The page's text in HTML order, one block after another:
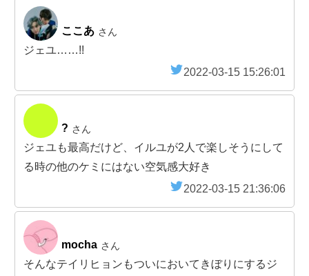
ここあ さん
ジェユ……!!
2022-03-15 15:26:01
? さん
ジェユも最高だけど、イルユが2人で楽しそうにして
る時の他のケミにはない空気感大好き
2022-03-15 21:36:06
mocha さん
そんなテイリヒョンもついにおいてきぼりにするジ